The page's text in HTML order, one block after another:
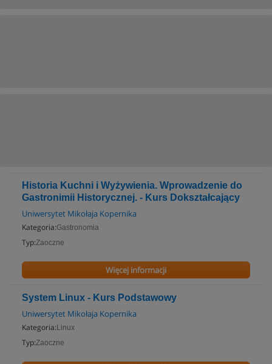
Historia Kuchni i Wyżywienia. Wprowadzenie do
Gastronimii Historycznej. - Kurs Dokształcający
Uniwersytet Mikołaja Kopernika
Kategoria:Gastronomia
Typ:Zaoczne
Więcej informacji
System Linux - Kurs Podstawowy
Uniwersytet Mikołaja Kopernika
Kategoria: Linux
Typ:Zaoczne